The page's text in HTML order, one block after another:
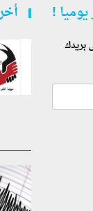
!
بريدك